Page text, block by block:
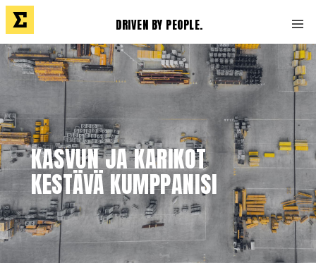
DRIVEN BY PEOPLE.
KASVUN JA KARIKOT
KESTÄVÄ KUMPPANISI